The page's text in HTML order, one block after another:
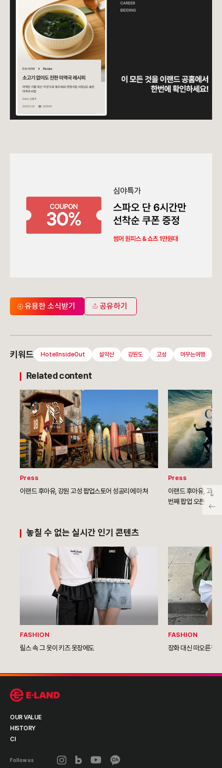
유용한 소식받기 공유하기
키워드 HotelInsideOut 설악산 강원도 고성 머무는여행
Related content
Press
이랜드 후아유, 강원 고성 팝업스토어 성공리에 마쳐
Press
이랜드 후아유, 고성
번째 팝업 오픈
놓칠 수 없는 실시간 인기 콘텐츠
FASHION
릴스 속 그 옷이 키즈 옷장에도
FASHION
장화 대신 떠오른 젤
OUR VALUE
HISTORY
CI
Follow us